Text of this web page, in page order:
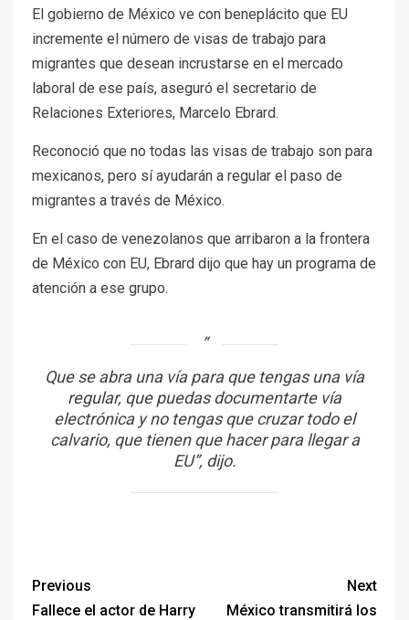
El gobierno de México ve con beneplácito que EU
incremente el número de visas de trabajo para
migrantes que desean incrustarse en el mercado
laboral de ese país, aseguró el secretario de
Relaciones Exteriores, Marcelo Ebrard.
Reconoció que no todas las visas de trabajo son para
mexicanos, pero sí ayudarán a regular el paso de
migrantes a través de México.
En el caso de venezolanos que arribaron a la frontera
de México con EU, Ebrard dijo que hay un programa de
atención a ese grupo.
Que se abra una vía para que tengas una vía
regular, que puedas documentarte vía
electrónica y no tengas que cruzar todo el
calvario, que tienen que hacer para llegar a
EU”, dijo.
Previous
Fallece el actor de Harry
Next
México transmitirá los